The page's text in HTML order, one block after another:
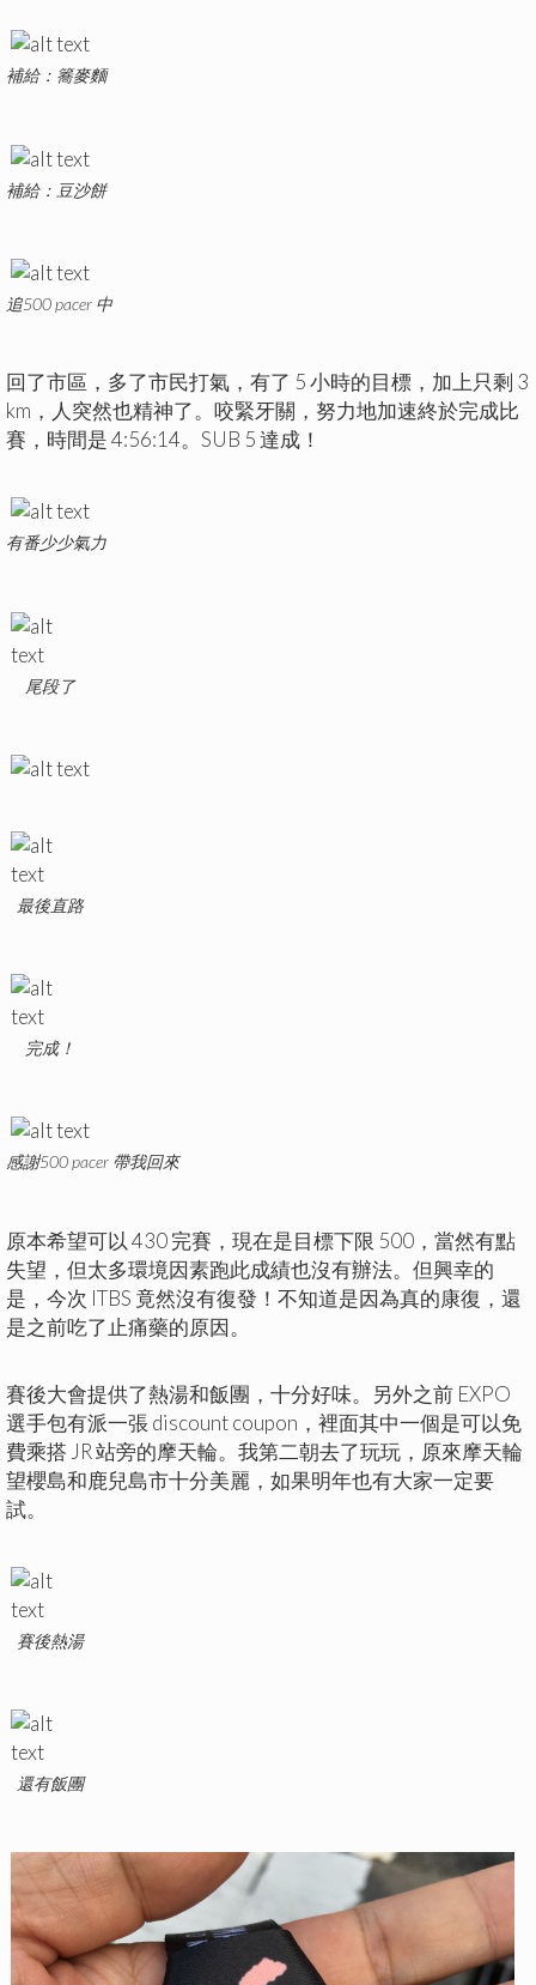
補給：簥麥麵
補給：豆沙餅
追500 pacer 中
回了市區，多了市民打氣，有了 5 小時的目標，加上只剩 3
km，人突然也精神了。咬緊牙關，努力地加速終於完成比
賽，時間是 4:56:14。SUB 5 達成！
有番少少氣力
尾段了
最後直路
完成！
感謝500 pacer 帶我回來
原本希望可以 430 完賽，現在是目標下限 500，當然有點
失望，但太多環境因素跑此成績也沒有辦法。但興幸的
是，今次 ITBS 竟然沒有復發！不知道是因為真的康復，還
是之前吃了止痛藥的原因。
賽後大會提供了熱湯和飯團，十分好味。另外之前 EXPO
選手包有派一張 discount coupon，裡面其中一個是可以免
費乘搭 JR 站旁的摩天輪。我第二朝去了玩玩，原來摩天輪
望櫻島和鹿兒島市十分美麗，如果明年也有大家一定要
試。
賽後熱湯
還有飯團